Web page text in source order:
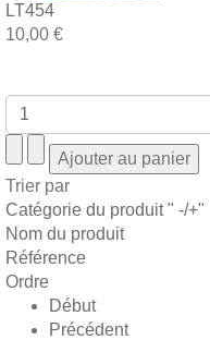
LT454
10,00 €
Trier par
Catégorie du produit " -/+"
Nom du produit
Référence
Ordre
Début
Précédent